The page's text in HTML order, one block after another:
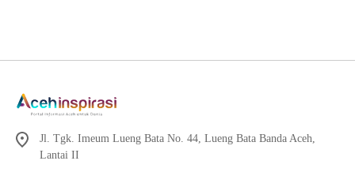
Jl. Tgk. Imeum Lueng Bata No. 44, Lueng Bata Banda Aceh,
Lantai II